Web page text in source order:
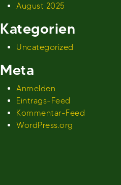
August 2025
Kategorien
Uncategorized
Meta
Anmelden
Eintrags-Feed
Kommentar-Feed
WordPress.org